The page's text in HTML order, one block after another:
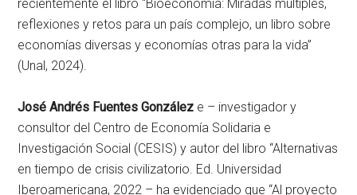
recientemente el libro “Bioeconomía: Miradas múltiples,
reflexiones y retos para un país complejo, un libro sobre
economías diversas y economías otras para la vida”
(Unal, 2024).
José Andrés Fuentes González e – investigador y
consultor del Centro de Economía Solidaria e
Investigación Social (CESIS) y autor del libro “Alternativas
en tiempo de crisis civilizatorio. Ed. Universidad
Iberoamericana, 2022 – ha evidenciado que “Al proyecto